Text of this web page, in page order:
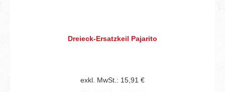
Dreieck-Ersatzkeil Pajarito
exkl. MwSt.: 15,91 €